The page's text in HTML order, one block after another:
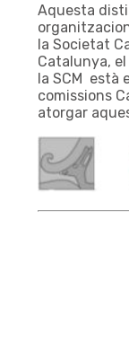
Aquesta
la Societat
Catalunya,
la SCM està
comissions
atorgar